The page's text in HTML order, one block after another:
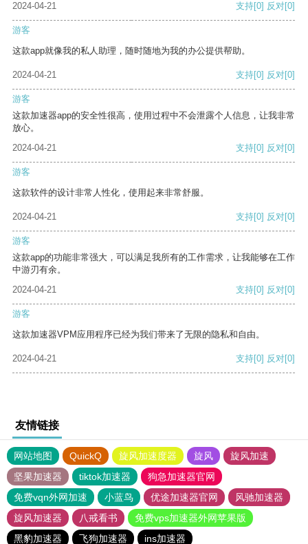
2024-04-21
支持[0] 反对[0]
游客
这款app就像我的私人助理，随时随地为我的办公提供帮助。
2024-04-21 支持[0] 反对[0]
游客
这款加速器app的安全性很高，使用过程中不会泄露个人信息，让我非常
放心。
2024-04-21
支持[0] 反对[0]
游客
这款软件的设计非常人性化，使用起来非常舒服。
2024-04-21 支持[0] 反对[0]
游客
这款app的功能非常强大，可以满足我所有的工作需求，让我能够在工作
中游刃有余。
2024-04-21
支持[0] 反对[0]
游客
这款加速器VPM应用程序已经为我们带来了无限的隐私和自由。
2024-04-21 支持[0] 反对[0]
友情链接
网站地图 QuickQ 旋风加速度器 旋风
旋风加速
坚果加速器
tiktok加速器
狗急加速器官网
免费vqn外网加速
小蓝鸟 优途加速器官网
风驰加速器
旋风加速器
八戒看书
免费vps加速器外网苹果版
黑豹加速器
飞狗加速器 ins加速器